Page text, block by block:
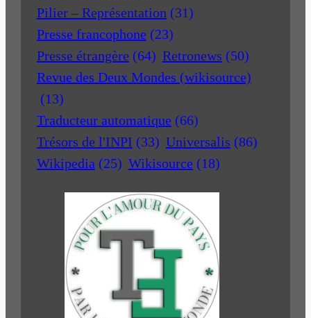
Pilier – Représentation (31)
Presse francophone (23)
Presse étrangère (64) Retronews (50)
Revue des Deux Mondes (wikisource)
(13)
Traducteur automatique (66)
Trésors de l'INPI (33) Universalis (86)
Wikipedia (25) Wikisource (18)